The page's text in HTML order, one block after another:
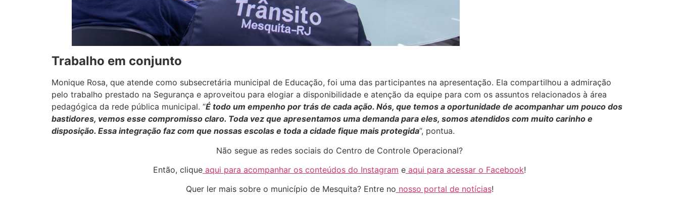
Trabalho em conjunto
Monique Rosa, que atende como subsecretária municipal de Educação, foi uma das participantes na apresentação. Ela compartilhou a admiração
pelo trabalho prestado na Segurança e aproveitou para elogiar a disponibilidade e atenção da equipe para com os assuntos relacionados à área
pedagógica da rede pública municipal. “É todo um empenho por trás de cada ação. Nós, que temos a oportunidade de acompanhar um pouco dos
bastidores, vemos esse compromisso claro. Toda vez que apresentamos uma demanda para eles, somos atendidos com muito carinho e
disposição. Essa integração faz com que nossas escolas e toda a cidade fique mais protegida”, pontua.
Não segue as redes sociais do Centro de Controle Operacional?
Então, clique aqui para acompanhar os conteúdos do Instagram e aqui para acessar o Facebook!
Quer ler mais sobre o município de Mesquita? Entre no nosso portal de notícias!